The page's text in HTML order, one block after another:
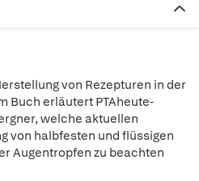
von Rezepturen in der
Buch erläutert PTAheute-
welche aktuellen
von halbfesten und flüssigen
Augentropfen zu beachten